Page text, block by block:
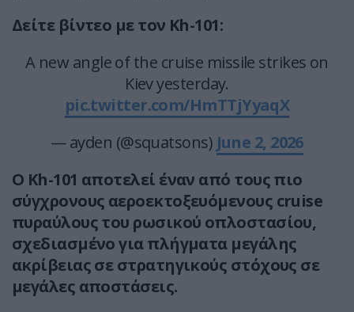
Δείτε βίντεο με τον Kh-101:
A new angle of the cruise missile strikes on
Kiev yesterday.
pic.twitter.com/HmTTjYyaqX
— ayden (@squatsons) June 2, 2026
Ο Kh-101 αποτελεί έναν από τους πιο
σύγχρονους αεροεκτοξευόμενους cruise
πυραύλους του ρωσικού οπλοστασίου,
σχεδιασμένο για πλήγματα μεγάλης
ακρίβειας σε στρατηγικούς στόχους σε
μεγάλες αποστάσεις.